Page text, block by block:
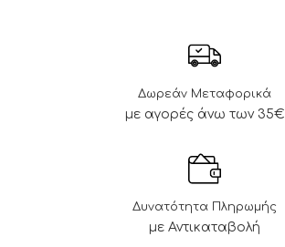
Δωρεάν Μεταφορικά
με αγορές άνω των 35€
Δυνατότητα Πληρωμής
με Αντικαταβολή